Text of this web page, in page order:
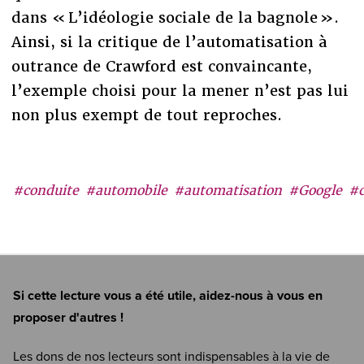
#conduite #automobile #automatisation #Google
dans « L’idéologie sociale de la bagnole ».
Ainsi, si la critique de l’automatisation à
outrance de Crawford est convaincante,
l’exemple choisi pour la mener n’est pas lui
non plus exempt de tout reproches.
Si cette lecture vous a été utile, aidez-nous à vous en
proposer d'autres !
Les dons de nos lecteurs sont indispensables à la vie de